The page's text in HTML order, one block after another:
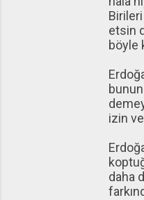
etsin
böyle
izin
daha